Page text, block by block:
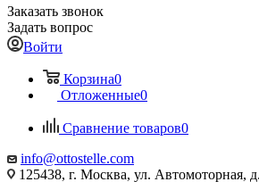
Заказать звонок
Задать вопрос
Войти
Корзина0
Отложенные0
Сравнение товаров0
info@ottostelle.com
125438, г. Москва, ул. Автомоторная,